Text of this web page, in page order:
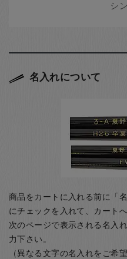
名入れについて
商品をカートに入れる前に「
にチェックを入れて、カート
次のページで表示される名入
力下さい。
（異なる文字の名入れをご希